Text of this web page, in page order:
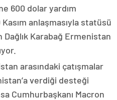
600 dolar yardım
anlaşmasıyla statüsü
Karabağ Ermenistan
arasındaki çatışmalar
verdiği desteği
Cumhurbaşkanı Macron